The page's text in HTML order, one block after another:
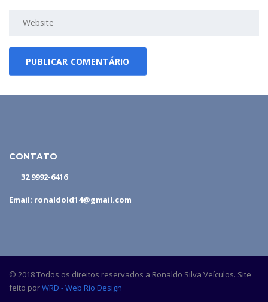
CONTATO
32 9992-6416
Email: ronaldold14@gmail.com
© 2018 Todos os direitos reservados a Ronaldo Silva Veículos. Site
feito porWRD - Web Rio Design